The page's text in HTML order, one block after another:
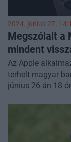
2024. június 27.
Megszólalt a
mindent
Az Apple
terhelt magyar
június 26-án 18